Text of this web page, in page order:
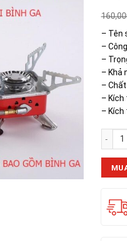
– Tên
–
–
– Khả
–
– Kích
– Kích
Bếp